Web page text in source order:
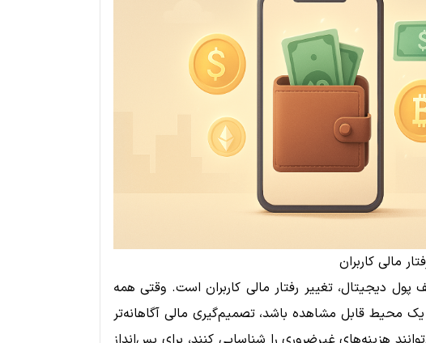
مالی کاربران
پول دیجیتال، تغییر رفتار مالی کاربران است. وقتی همه
محیط قابل مشاهده باشد، تصمیم‌گیری مالی آگاهانه‌تر